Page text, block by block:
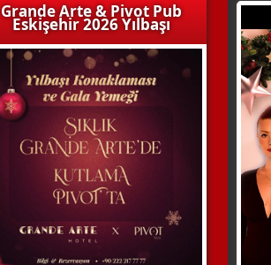
Grande Arte & Pivot Pub
Eskişehir 2026 Yılbaşı
WhatsApp
HEMEN ARA